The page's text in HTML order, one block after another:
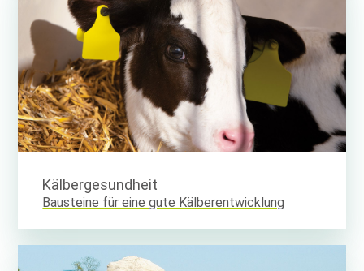
Kälbergesundheit
Bausteine für eine gute Kälberentwicklung